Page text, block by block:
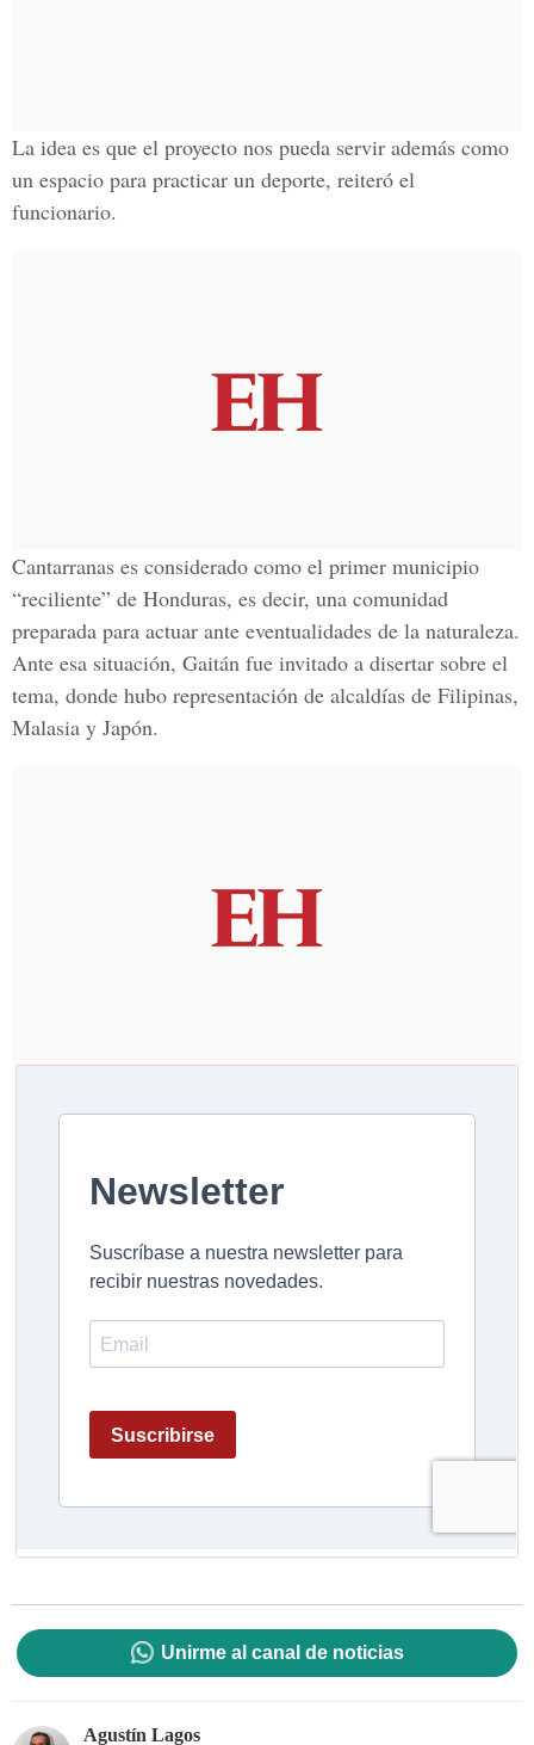
La idea es que el proyecto nos pueda servir además como
un espacio para practicar un deporte, reiteró el
funcionario.
Cantarranas es considerado como el primer municipio
“reciliente” de Honduras, es decir, una comunidad
preparada para actuar ante eventualidades de la naturaleza.
Ante esa situación, Gaitán fue invitado a disertar sobre el
tema, donde hubo representación de alcaldías de Filipinas,
Malasia y Japón.
Unirme al canal de noticias
Agustín Lagos